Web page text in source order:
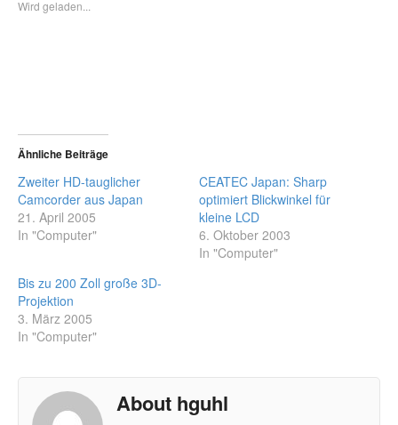
Wird geladen...
Ähnliche Beiträge
Zweiter HD-tauglicher
Camcorder aus Japan
21. April 2005
In "Computer"
CEATEC Japan: Sharp
optimiert Blickwinkel für
kleine LCD
6. Oktober 2003
In "Computer"
Bis zu 200 Zoll große 3D-
Projektion
3. März 2005
In "Computer"
About hguhl